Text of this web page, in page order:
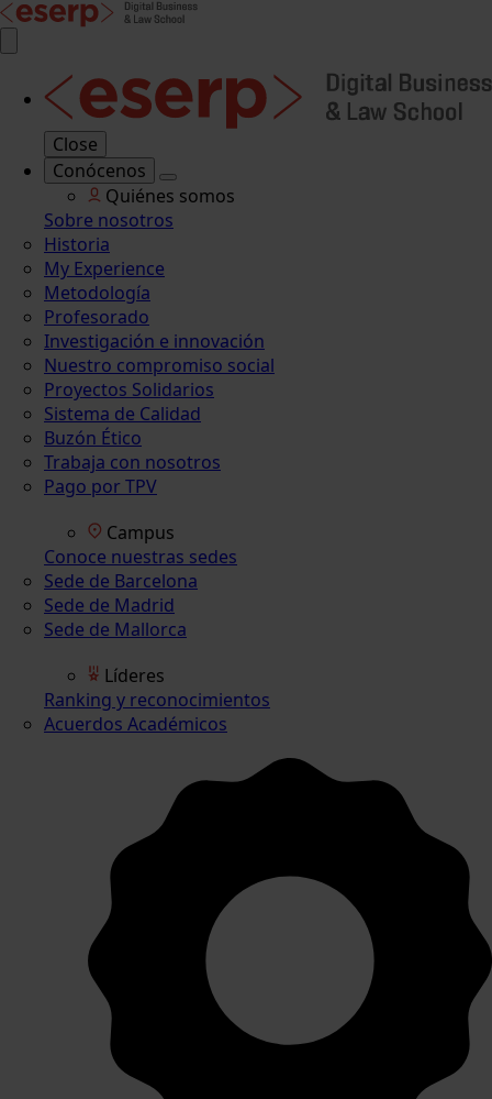
Close
Conócenos
Quiénes somos
Sobre nosotros
Historia
My Experience
Metodología
Profesorado
Investigación e innovación
Nuestro compromiso social
Proyectos Solidarios
Sistema de Calidad
Buzón Ético
Trabaja con nosotros
Pago por TPV
Campus
Conoce nuestras sedes
Sede de Barcelona
Sede de Madrid
Sede de Mallorca
Líderes
Ranking y reconocimientos
Acuerdos Académicos